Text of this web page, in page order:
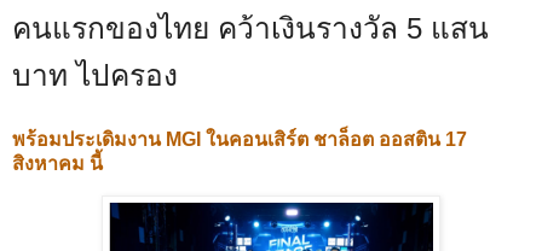
คนแรกของไทย คว้าเงินรางวัล 5 แสน
บาท ไปครอง
พร้อมประเดิมงาน MGI ในคอนเสิร์ต ชาล็อต ออสติน 17
สิงหาคม นี้